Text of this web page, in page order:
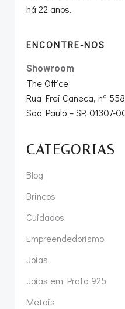
há 22 anos.
ENCONTRE-NOS
Showroom
The Office
Rua Frei Caneca, nº
São Paulo – SP, 01307-
CATEGORIAS
Blog
Brincos
Cuidados
Empreendedorismo
Joias
Joias em Prata 925
Metais